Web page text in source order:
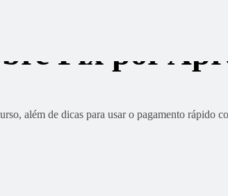
Pix por
além de dicas para usar o pagamento rápido